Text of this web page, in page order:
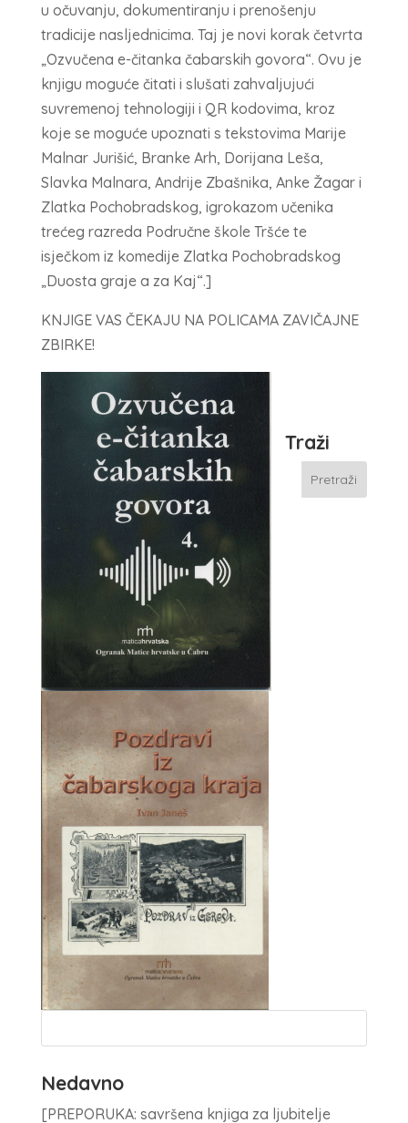
u očuvanju, dokumentiranju i prenošenju
tradicije nasljednicima. Taj je novi korak četvrta
„Ozvučena e-čitanka čabarskih govora“. Ovu je
knjigu moguće čitati i slušati zahvaljujući
suvremenoj tehnologiji i QR kodovima, kroz
koje se moguće upoznati s tekstovima Marije
Malnar Jurišić, Branke Arh, Dorijana Leša,
Slavka Malnara, Andrije Zbašnika, Anke Žagar i
Zlatka Pochobradskog, igrokazom učenika
trećeg razreda Područne škole Tršće te
isječkom iz komedije Zlatka Pochobradskog
„Duosta graje a za Kaj“.]
KNJIGE VAS ČEKAJU NA POLICAMA ZAVIČAJNE
ZBIRKE!
Traži
Nedavno
[PREPORUKA: savršena knjiga za ljubitelje